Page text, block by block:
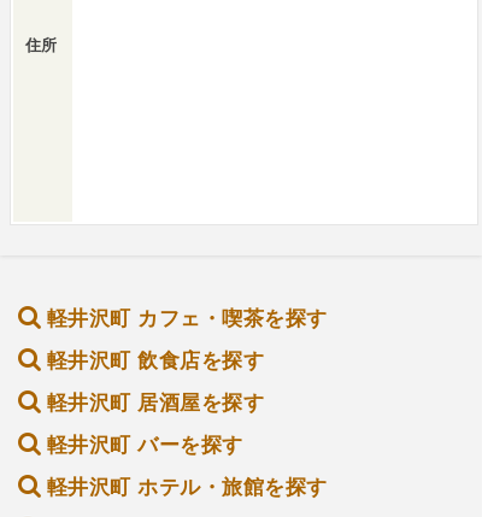
住所
軽井沢町 カフェ・喫茶を探す
軽井沢町 飲食店を探す
軽井沢町 居酒屋を探す
軽井沢町 バーを探す
軽井沢町 ホテル・旅館を探す